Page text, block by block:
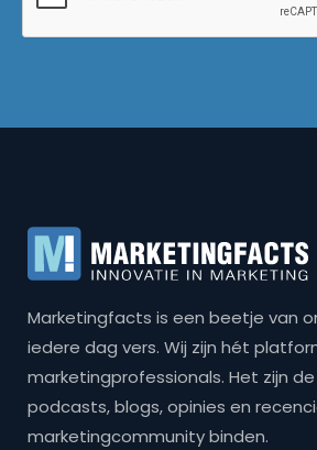
Marketingfacts is een beetje van
iedere dag vers. Wij zijn hét
marketingprofessionals. Het zijn
podcasts, blogs, opinies en
marketingcommunity binden.